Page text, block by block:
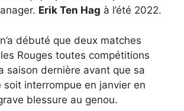
Erik Ten Hag à l’été 2022.
débuté que deux matches
Rouges toutes compétitions
saison dernière avant que sa
soit interrompue en janvier en
blessure au genou.